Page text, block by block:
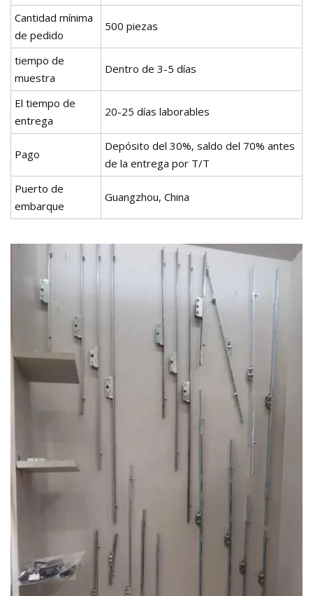
Cantidad mínima
de pedido
500 piezas
tiempo de
muestra
Dentro de 3-5 días
El tiempo de
entrega
20-25 días laborables
Pago
Depósito del 30%, saldo del 70% antes
de la entrega por T/T
Puerto de
embarque
Guangzhou, China